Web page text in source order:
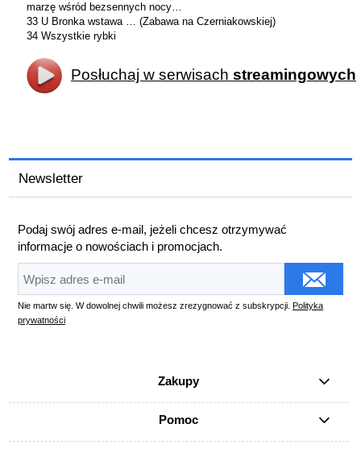
marzę wśród bezsennych nocy…
33 U Bronka wstawa … (Zabawa na Czerniakowskiej)
34 Wszystkie rybki
Posłuchaj w serwisach streamingowych
Newsletter
Podaj swój adres e-mail, jeżeli chcesz otrzymywać
informacje o nowościach i promocjach.
Nie martw się. W dowolnej chwili możesz zrezygnować z subskrypcji.
Polityka
prywatności
Zakupy
Pomoc